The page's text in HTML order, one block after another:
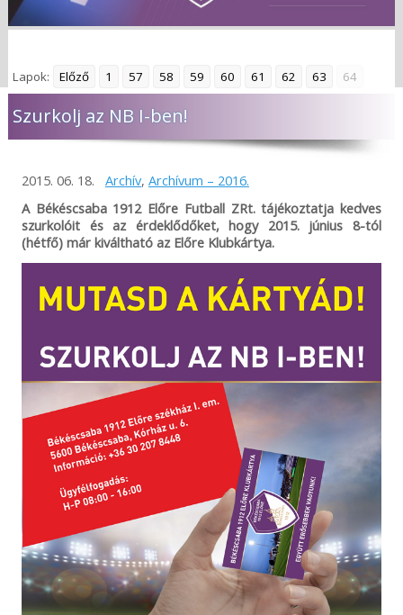
Lapok: Előző 1 57 58 59 60 61 62 63 64
Szurkolj az NB I-ben!
2015. 06. 18. Archív, Archívum – 2016.
A Békéscsaba 1912 Előre Futball ZRt. tájékoztatja kedves
szurkolóit és az érdeklődőket, hogy 2015. június 8-tól
(hétfő) már kiváltható az Előre Klubkártya.